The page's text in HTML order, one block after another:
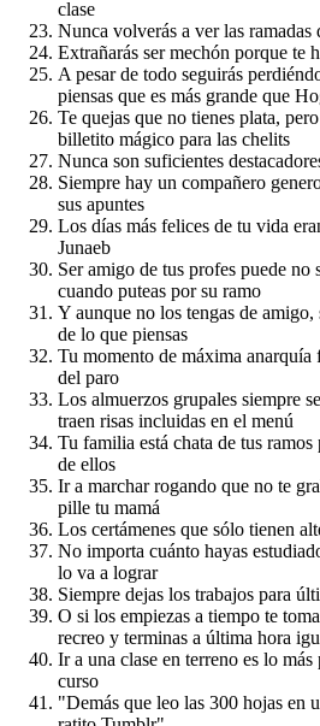
clase
Nunca volverás a ver las ramadas
Extrañarás ser mechón porque te
A pesar de todo seguirás
piensas que es más grande que
Te quejas que no tienes plata,
billetito mágico para las chelits
Nunca son suficientes
Siempre hay un compañero
sus apuntes
Los días más felices de tu vida
Junaeb
Ser amigo de tus profes puede no
cuando puteas por su ramo
Y aunque no los tengas de amigo,
de lo que piensas
Tu momento de máxima anarquía
del paro
Los almuerzos grupales siempre
traen risas incluidas en el menú
Tu familia está chata de tus
de ellos
Ir a marchar rogando que no te
pille tu mamá
Los certámenes que sólo tienen
No importa cuánto hayas
lo va a lograr
Siempre dejas los trabajos para
O si los empiezas a tiempo te
recreo y terminas a última hora
Ir a una clase en terreno es lo
curso
"Demás que leo las 300 hojas en